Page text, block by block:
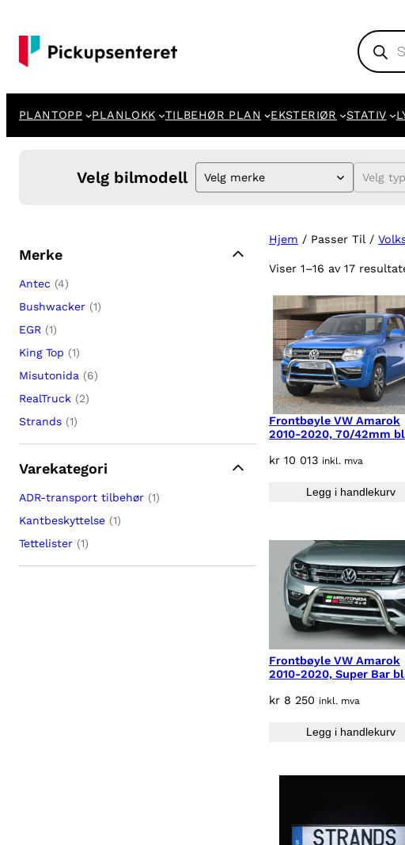
search
PLANTOPP PLANLOKK TILBEHØR PLAN EKSTERIØR STATIV
Velg bilmodell Velg merke Velg
Merke
Antec (4)
Bushwacker (1)
EGR (1)
King Top (1)
Misutonida (6)
RealTruck (2)
Strands (1)
Varekategori
ADR-transport tilbehør (1)
Kantbeskyttelse (1)
Tettelister (1)
Hjem / Passer Til /
Viser 1–16 av 17
Frontbøyle VW Amarok
2010-2020, 70/42mm
kr 10 013 inkl. mva
Legg i handlekurv
Frontbøyle VW Amarok
2010-2020, Super Bar
kr 8 250 inkl. mva
Legg i handlekurv